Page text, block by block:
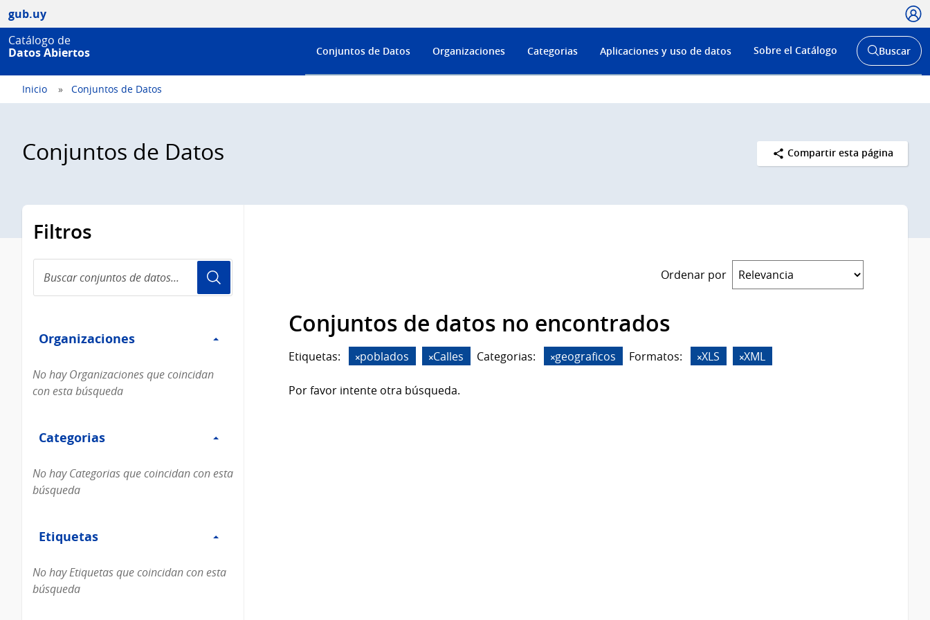
gub.uy
Catálogo de
Datos Abiertos
Menú
de
Conjuntos de Datos Organizaciones Categorias Aplicaciones y uso de datos Sobre el Catálogo
Abrir
buscador
Buscar
Inicio Conjuntos de Datos
Conjuntos de Datos Compartir esta página
Filtros
conjuntos
de
Organizaciones
Organizaciones
No hay Organizaciones que coincidan
con esta búsqueda
Categorias
Categorias
No hay Categorias que coincidan con esta
búsqueda
Etiquetas
Etiquetas
No hay Etiquetas que coincidan con esta
búsqueda
Ordenar por
Conjuntos de datos no encontrados
Etiquetas: poblados Calles Categorias: geograficos Formatos: XLS XML
Por favor intente otra búsqueda.